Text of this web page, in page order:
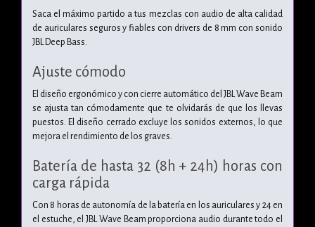
Saca el máximo partido a tus mezclas con audio de alta calidad
de auriculares seguros y fiables con drivers de 8 mm con sonido
JBL Deep Bass.
Ajuste cómodo
El diseño ergonómico y con cierre automático del JBL Wave Beam
se ajusta tan cómodamente que te olvidarás de que los llevas
puestos. El diseño cerrado excluye los sonidos externos, lo que
mejora el rendimiento de los graves.
Batería de hasta 32 (8h + 24h) horas con
carga rápida
Con 8 horas de autonomía de la batería en los auriculares y 24 en
el estuche, el JBL Wave Beam proporciona audio durante todo el